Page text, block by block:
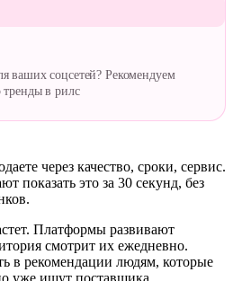
через качество, сроки, сервис.
показать это за 30 секунд, без
Платформы развивают
смотрит их ежедневно.
в рекомендации людям, которые
уже ищут поставщика.​
ваших соцсетей? Рекомендуем
тренды в рилс